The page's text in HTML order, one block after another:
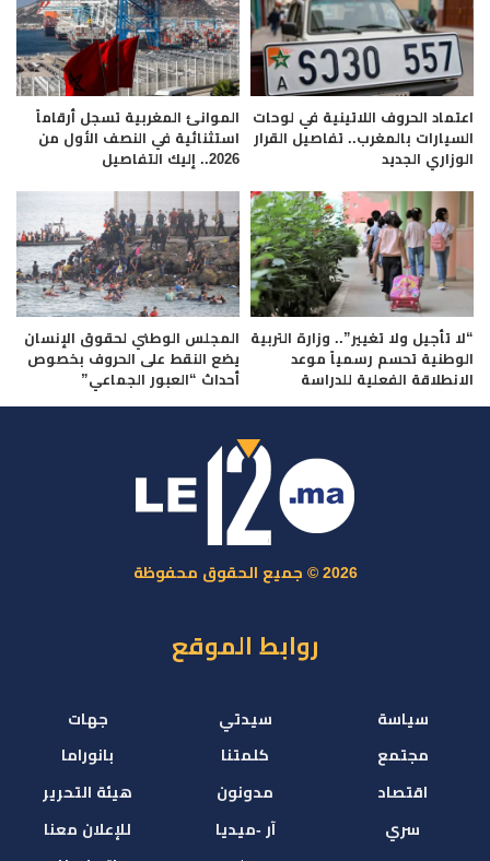
اعتماد الحروف اللاتينية في لوحات
السيارات بالمغرب.. تفاصيل القرار
الوزاري الجديد
الموانئ المغربية تسجل أرقاماً
استثنائية في النصف الأول من
2026.. إليك التفاصيل
“لا تأجيل ولا تغيير”.. وزارة التربية
الوطنية تحسم رسمياً موعد
الانطلاقة الفعلية للدراسة
المجلس الوطني لحقوق الإنسان
يضع النقط على الحروف بخصوص
أحداث “العبور الجماعي”
2026 © جميع الحقوق محفوظة
روابط الموقع
سياسة
مجتمع
اقتصاد
سري
سيدتي
كلمتنا
مدونون
آر -ميديا
جهات
بانوراما
هيئة التحرير
للإعلان معنا